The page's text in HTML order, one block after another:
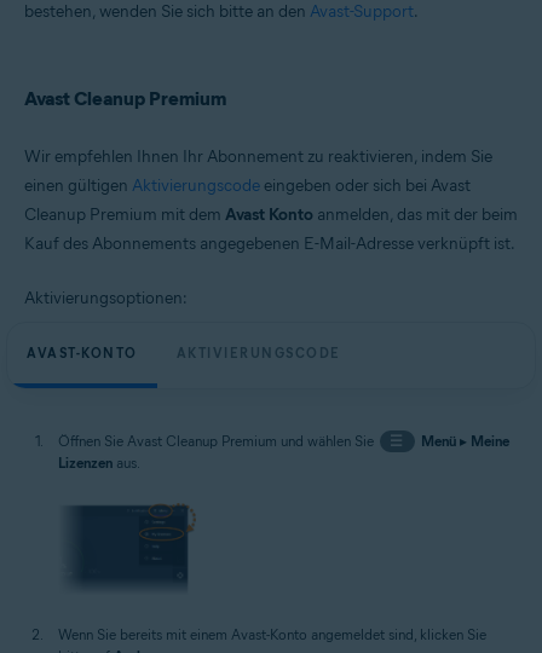
bestehen, wenden Sie sich bitte an den Avast-Support.
Avast Cleanup Premium
Wir empfehlen Ihnen Ihr Abonnement zu reaktivieren, indem Sie
einen gültigen Aktivierungscode eingeben oder sich bei Avast
Cleanup Premium mit dem Avast Konto anmelden, das mit der beim
Kauf des Abonnements angegebenen E-Mail-Adresse verknüpft ist.
Aktivierungsoptionen:
AVAST-KONTO AKTIVIERUNGSCODE
Öffnen Sie Avast Cleanup Premium und wählen Sie ☰ Menü▸ Meine
Lizenzen aus.
Wenn Sie bereits mit einem Avast-Konto angemeldet sind, klicken Sie